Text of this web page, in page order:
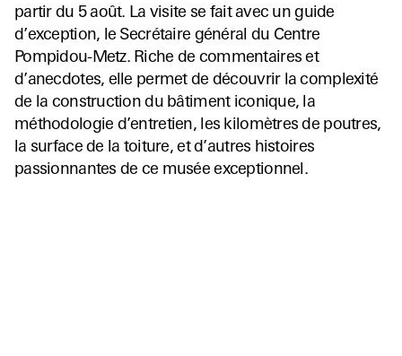
partir du 5 août. La visite se fait avec un guide
d’exception, le Secrétaire général du Centre
Pompidou-Metz. Riche de commentaires et
d’anecdotes, elle permet de découvrir la complexité
de la construction du bâtiment iconique, la
méthodologie d’entretien, les kilomètres de poutres,
la surface de la toiture, et d’autres histoires
passionnantes de ce musée exceptionnel.